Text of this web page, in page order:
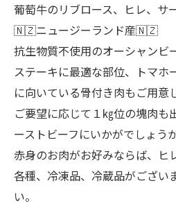
葡萄牛のリブロース、ヒレ、サ
🇳🇿ニュージーランド産🇳🇿
抗生物質不使用のオーシャンビー
ステーキに最適な部位、トマホ
に向いている骨付き肉もご用意
ご要望に応じて１㎏位の塊肉も
ーストビーフにいかがでしょうか
赤身のお肉がお好みならば、ヒ
各種、冷凍品、冷蔵品がござい
い。